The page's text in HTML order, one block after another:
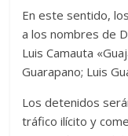
En este sentido,
a los nombres de
Luis Camauta
Guarapano; Luis
Los detenidos
tráfico ilícito y